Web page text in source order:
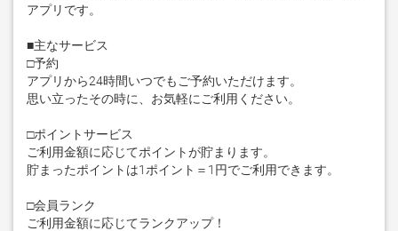
アプリです。
■主なサービス
□予約
アプリから24時間いつでもご予約いただけます。
思い立ったその時に、お気軽にご利用ください。
□ポイントサービス
ご利用金額に応じてポイントが貯まります。
貯まったポイントは1ポイント＝1円でご利用できます。
□会員ランク
ご利用金額に応じてランクアップ！